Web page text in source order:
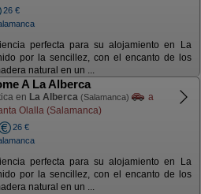
26 €
perfecta para su alojamiento en La
por la sencillez, con el encanto de los
natural en un ...
A La Alberca
en La Alberca (Salamanca)
a
Olalla (Salamanca)
26 €
perfecta para su alojamiento en La
por la sencillez, con el encanto de los
natural en un ...